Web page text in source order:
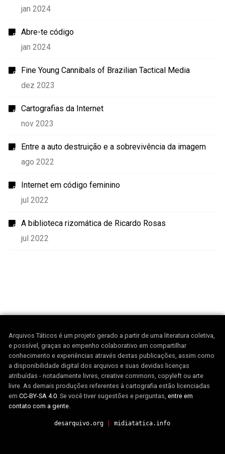
jan 2024
Abre-te código
jan 2024
Fine Young Cannibals of Brazilian Tactical Media
dez 2023
Cartografias da Internet
nov 2023
Entre a auto destruição e a sobrevivência da imagem
ago 2022
Internet em código feminino
jul 2022
A biblioteca rizomática de Ricardo Rosas
jul 2022
Arquivos Táticos é um projeto gerado a partir de uma literatura coletiva,
e possível, graças ao empenho colaborativo em compartilhar
conhecimento e experiências através destas publicações, assim como
a disponibilidade digital dos arquivos e suas devidas licenças
atribuídas - notadamente livres, creative commons, copyleft ou arte
livre. As demais produções referentes à cartografia estão licenciadas
emCC-BY-SA 4.0. Se você tiver sugestões e perguntas,entre em
contato com a gente.
desarquivo.org |midiatatica.info